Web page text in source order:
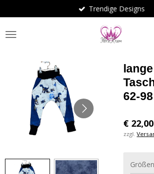
Hauptinhalt
springen
Trendige Designs
62-98
€ 22,00
zzgl.
Größen